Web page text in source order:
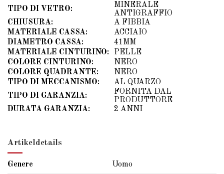
TIPO DI VETRO:
MINERALE
ANTIGRAFFIO
CHIUSURA:
A FIBBIA
MATERIALE CASSA:
ACCIAIO
DIAMETRO CASSA:
41MM
MATERIALE CINTURINO:
PELLE
COLORE CINTURINO:
NERO
COLORE QUADRANTE:
NERO
TIPO DI MECCANISMO:
AL QUARZO
TIPO DI GARANZIA:
FORNITA DAL
PRODUTTORE
DURATA GARANZIA:
2 ANNI
Artikeldetails
Genere Uomo